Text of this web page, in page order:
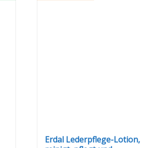
Erdal Lederpflege-Lotion,